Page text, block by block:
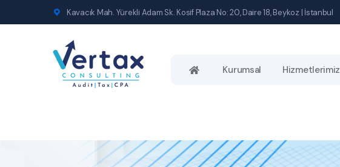
Kavacık Mah. Yürekli Adam Sk. Kosif Plaza No: 20, Daire 18, Beykoz | İstanbul
Kurumsal Hizmetlerimiz